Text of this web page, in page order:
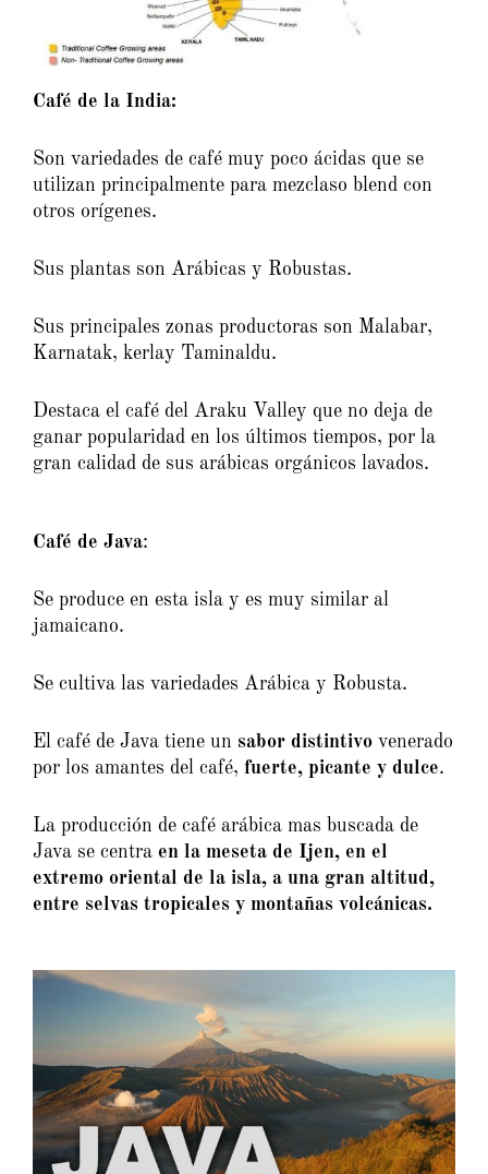
Café de la India:
Son variedades de café muy poco ácidas que se
utilizan principalmente para mezclaso blend con
otros orígenes.
Sus plantas son Arábicas y Robustas.
Sus principales zonas productoras son Malabar,
Karnatak, kerlay Taminaldu.
Destaca el café del Araku Valley que no deja de
ganar popularidad en los últimos tiempos, por la
gran calidad de sus arábicas orgánicos lavados.
Café de Java:
Se produce en esta isla y es muy similar al
jamaicano.
Se cultiva las variedades Arábica y Robusta.
El café de Java tiene un sabor distintivo venerado
por los amantes del café, fuerte, picante y dulce.
La producción de café arábica mas buscada de
Java se centra en la meseta de Ijen, en el
extremo oriental de la isla, a una gran altitud,
entre selvas tropicales y montañas volcánicas.